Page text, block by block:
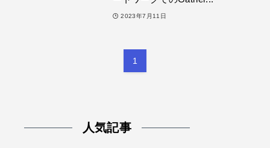
2023年7月11日
1
人気記事